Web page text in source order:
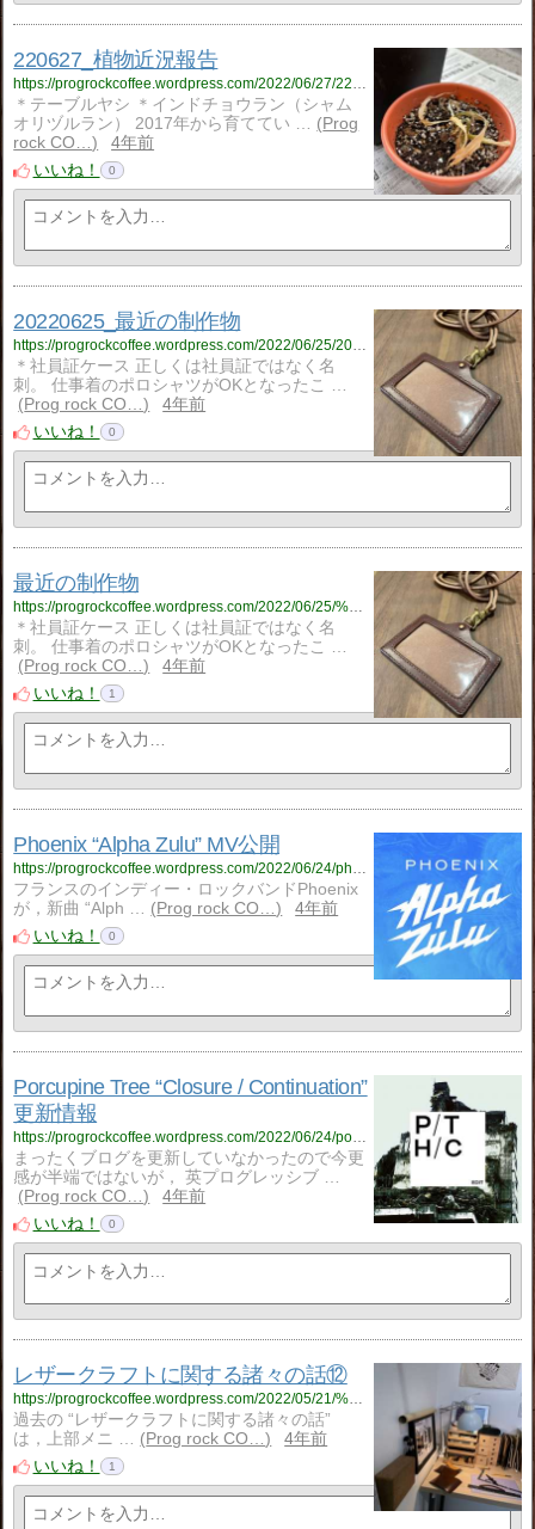
220627_植物近況報告
＊テーブルヤシ ＊インドチョウラン（シャム
オリヅルラン） 2017年から育ててい …
Prog
rock CO…
4年前
いいね！
0
20220625_最近の制作物
＊社員証ケース 正しくは社員証ではなく名
刺。 仕事着のポロシャツがOKとなったこ …
Prog rock CO…
4年前
いいね！
0
最近の制作物
＊社員証ケース 正しくは社員証ではなく名
刺。 仕事着のポロシャツがOKとなったこ …
Prog rock CO…
4年前
いいね！
1
Phoenix “Alpha Zulu” MV公開
フランスのインディー・ロックバンドPhoenix
が，新曲 “Alph …
Prog rock CO…
4年前
いいね！
0
Porcupine Tree “Closure / Continuation”
更新情報
まったくブログを更新していなかったので今更
感が半端ではないが， 英プログレッシブ …
Prog rock CO…
4年前
いいね！
0
レザークラフトに関する諸々の話⑫
過去の “レザークラフトに関する諸々の話”
は，上部メニ …
Prog rock CO…
4年前
いいね！
1